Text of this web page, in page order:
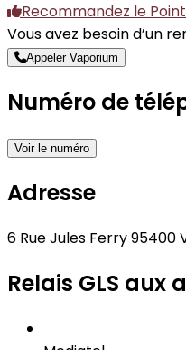
Recommandez le Point
Vous avez besoin d’un
Appeler Vaporium
Numéro de
Voir le numéro
Adresse
6 Rue Jules Ferry 95400
Relais GLS aux